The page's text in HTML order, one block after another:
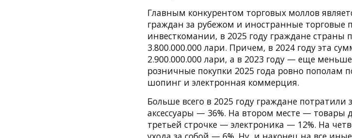
Главным конкурентом торговых моллов
граждан за рубежом и иностранные торговые
инвесткомании, в 2025 году граждане страны
3.800.000.000 лари. Причем, в 2024 году эта
2.900.000.000 лари, а в 2023 году — еще
розничные покупки 2025 года ровно пополам
шопинг и электронная коммерция.
Больше всего в 2025 году граждане
аксессуары — 36%. На втором месте — товары
третьей строчке — электроника — 12%. На